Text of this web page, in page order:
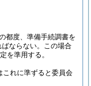
都度、準備手続調書を
ならない。
この場合
を準用する。
これに準ずると委員会